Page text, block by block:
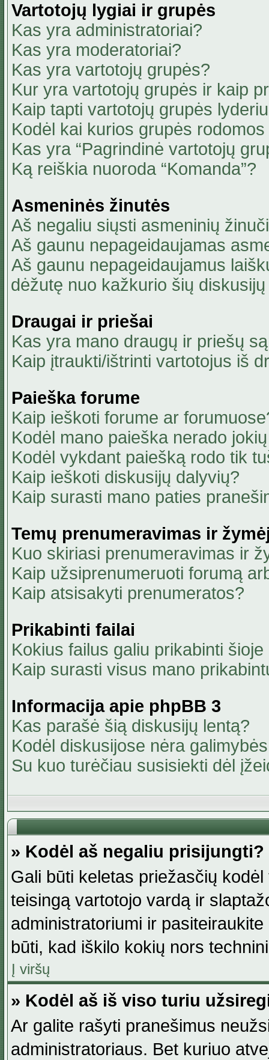
Vartotojų lygiai ir grupės
Kas yra administratoriai?
Kas yra moderatoriai?
Kas yra vartotojų grupės?
Kur yra vartotojų grupės ir kaip
Kaip tapti vartotojų grupės
Kodėl kai kurios grupės
Kas yra “Pagrindinė vartotojų
Ką reiškia nuoroda “Komanda”?
Asmeninės žinutės
Aš negaliu siųsti asmeninių
Aš gaunu nepageidaujamas
Aš gaunu nepageidaujamus
dėžutę nuo kažkurio šių
Draugai ir priešai
Kas yra mano draugų ir priešų
Kaip įtraukti/ištrinti vartotojus iš
Paieška forume
Kaip ieškoti forume ar
Kodėl mano paieška nerado
Kodėl vykdant paiešką rodo tik
Kaip ieškoti diskusijų dalyvių?
Kaip surasti mano paties
Temų prenumeravimas ir
Kuo skiriasi prenumeravimas ir
Kaip užsiprenumeruoti forumą
Kaip atsisakyti prenumeratos?
Prikabinti failai
Kokius failus galiu prikabinti
Kaip surasti visus mano
Informacija apie phpBB 3
Kas parašė šią diskusijų lentą?
Kodėl diskusijose nėra
Su kuo turėčiau susisiekti dėl
» Kodėl aš negaliu prisijungti?
Gali būti keletas priežasčių
teisingą vartotojo vardą ir
administratoriumi ir
būti, kad iškilo kokių nors
Į viršų
» Kodėl aš iš viso turiu
Ar galite rašyti pranešimus
administratoriaus. Bet kuriuo